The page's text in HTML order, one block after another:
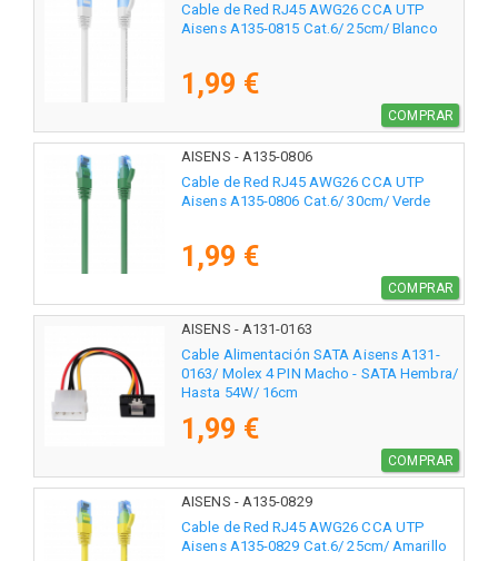
Cable de Red RJ45 AWG26 CCA UTP
Aisens A135-0815 Cat.6/ 25cm/ Blanco
1,99 €
COMPRAR
AISENS - A135-0806
Cable de Red RJ45 AWG26 CCA UTP
Aisens A135-0806 Cat.6/ 30cm/ Verde
1,99 €
COMPRAR
AISENS - A131-0163
Cable Alimentación SATA Aisens A131-
0163/ Molex 4 PIN Macho - SATA Hembra/
Hasta 54W/ 16cm
1,99 €
COMPRAR
AISENS - A135-0829
Cable de Red RJ45 AWG26 CCA UTP
Aisens A135-0829 Cat.6/ 25cm/ Amarillo